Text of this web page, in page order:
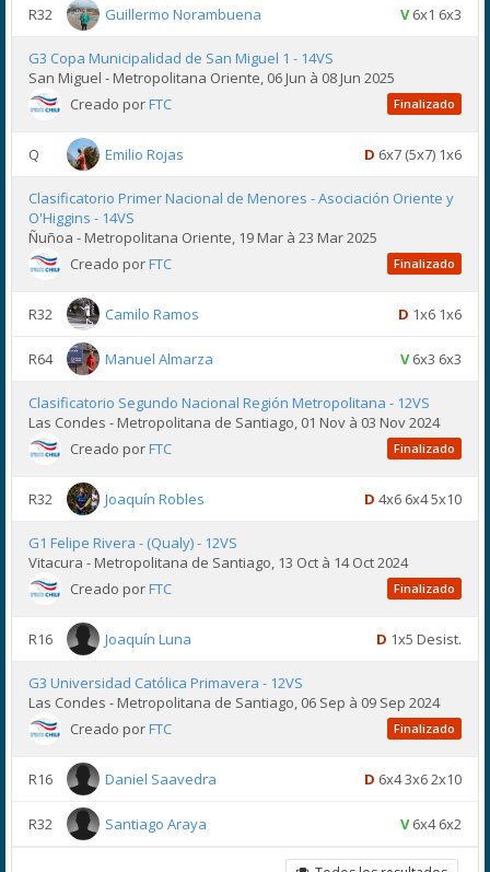
R32 Guillermo Norambuena V6x1 6x3
G3 Copa Municipalidad de San Miguel 1 - 14VS
San Miguel - Metropolitana Oriente, 06 Jun à 08 Jun 2025
Creado porFTC Finalizado
Q Emilio Rojas D 6x7 (5x7) 1x6
Clasificatorio Primer Nacional de Menores - Asociación Oriente y
O'Higgins - 14VS
Ñuñoa - Metropolitana Oriente, 19 Mar à 23 Mar 2025
Creado porFTC Finalizado
R32 Camilo Ramos D 1x6 1x6
R64 Manuel Almarza V6x3 6x3
Clasificatorio Segundo Nacional Región Metropolitana - 12VS
Las Condes - Metropolitana de Santiago, 01 Nov à 03 Nov 2024
Creado porFTC Finalizado
R32 Joaquín Robles D 4x6 6x4 5x10
G1 Felipe Rivera - (Qualy) - 12VS
Vitacura - Metropolitana de Santiago, 13 Oct à 14 Oct 2024
Creado porFTC Finalizado
R16 Joaquín Luna D 1x5 Desist.
G3 Universidad Católica Primavera - 12VS
Las Condes - Metropolitana de Santiago, 06 Sep à 09 Sep 2024
Creado porFTC Finalizado
R16 Daniel Saavedra D 6x4 3x6 2x10
R32 Santiago Araya V6x4 6x2